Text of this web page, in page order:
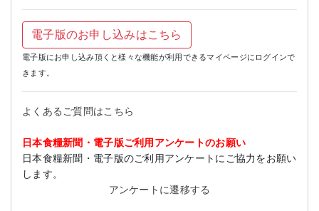
電子版のお申し込みはこちら
電子版にお申し込み頂くと様々な機能が利用できるマイページにログインで
きます。
よくあるご質問はこちら
日本食糧新聞・電子版ご利用アンケートのお願い
日本食糧新聞・電子版のご利用アンケートにご協力をお願い
します。
アンケートに遷移する